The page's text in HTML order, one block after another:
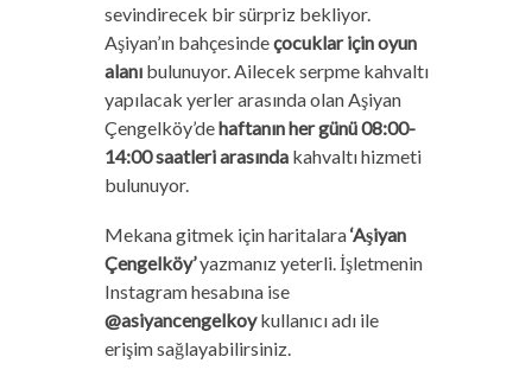
sevindirecek bir sürpriz bekliyor.
Aşiyan’ın bahçesindeçocuklar için oyun
alanıbulunuyor. Ailecek serpme kahvaltı
yapılacak yerler arasında olan Aşiyan
Çengelköy’dehaftanın her günü 08:00-
14:00 saatleri arasında kahvaltı hizmeti
bulunuyor.
Mekana gitmek için haritalara‘Aşiyan
Çengelköy’yazmanız yeterli. İşletmenin
Instagram hesabına ise
@asiyancengelkoykullanıcı adı ile
erişim sağlayabilirsiniz.